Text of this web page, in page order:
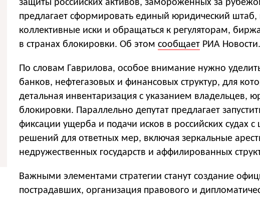
защиты российских активов, замороженных за
предлагает сформировать единый юридический штаб,
коллективные иски и обращаться к регуляторам,
в странах блокировки. Об этом сообщает РИА Новости.
По словам Гаврилова, особое внимание нужно
банков, нефтегазовых и финансовых структур, для
детальная инвентаризация с указанием владельцев,
блокировки. Параллельно депутат предлагает
фиксации ущерба и подачи исков в российских судах с
решений для ответных мер, включая зеркальные
недружественных государств и аффилированных
Важными элементами стратегии станут создание
пострадавших, организация правового и